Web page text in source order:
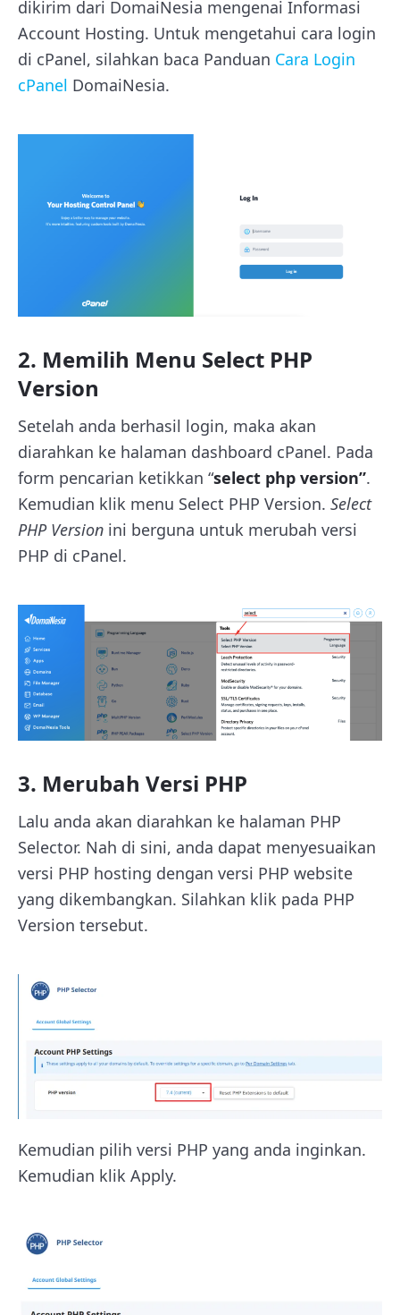
dikirim dari DomaiNesia mengenai Informasi
Account Hosting. Untuk mengetahui cara login
di cPanel, silahkan baca Panduan Cara Login
cPanel DomaiNesia.
2. Memilih Menu Select PHP
Version
Setelah anda berhasil login, maka akan
diarahkan ke halaman dashboard cPanel. Pada
form pencarian ketikkan “select php version”.
Kemudian klik menu Select PHP Version. Select
PHP Version ini berguna untuk merubah versi
PHP di cPanel.
3. Merubah Versi PHP
Lalu anda akan diarahkan ke halaman PHP
Selector. Nah di sini, anda dapat menyesuaikan
versi PHP hosting dengan versi PHP website
yang dikembangkan. Silahkan klik pada PHP
Version tersebut.
Kemudian pilih versi PHP yang anda inginkan.
Kemudian klik Apply.